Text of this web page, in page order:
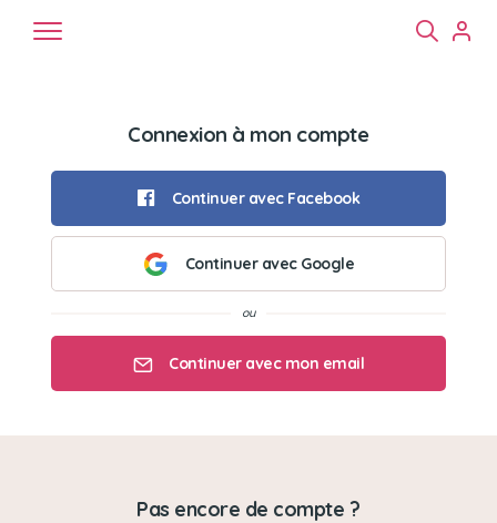
Chats
Connexion à mon compte
Continuer avec Facebook
Continuer avec Google
Continuer avec mon email
Pas encore de compte ?